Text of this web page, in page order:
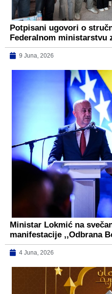
Potpisani ugovori o
Federalnom ministarstvu
9 Juna, 2026
Ministar Lokmić na
manifestacije ,,Odbrana
4 Juna, 2026